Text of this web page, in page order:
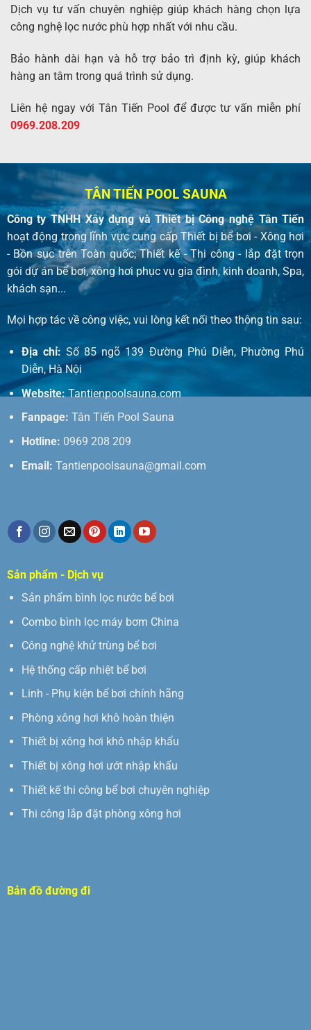
Dịch vụ tư vấn chuyên nghiệp giúp khách hàng chọn lựa
công nghệ lọc nước phù hợp nhất với nhu cầu.
Bảo hành dài hạn và hỗ trợ bảo trì định kỳ, giúp khách
hàng an tâm trong quá trình sử dụng.
Liên hệ ngay với Tân Tiến Pool để được tư vấn miễn phí
0969.208.209
TÂN TIẾN POOL SAUNA
Công ty TNHH Xây dựng và Thiết bị Công nghệ Tân Tiến
hoạt động trong lĩnh vực cung cấp Thiết bị bể bơi - Xông hơi
- Bồn sục trên Toàn quốc; Thiết kế - Thi công - lắp đặt trọn
gói dự án bể bơi, xông hơi phục vụ gia đình, kinh doanh, Spa,
khách sạn...
Mọi hợp tác về công việc, vui lòng kết nối theo thông tin sau:
Địa chỉ: Số 85 ngõ 139 Đường Phú Diễn, Phường Phú
Diễn, Hà Nội
Website: Tantienpoolsauna.com
Fanpage: Tân Tiến Pool Sauna
Hotline: 0969 208 209
Email: Tantienpoolsauna@gmail.com
Sản phẩm - Dịch vụ
Sản phẩm bình lọc nước bể bơi
Combo bình lọc máy bơm China
Công nghệ khử trùng bể bơi
Hệ thống cấp nhiệt bể bơi
Linh - Phụ kiện bể bơi chính hãng
Phòng xông hơi khô hoàn thiện
Thiết bị xông hơi khô nhập khẩu
Thiết bị xông hơi ướt nhập khẩu
Thiết kế thi công bể bơi chuyên nghiệp
Thi công lắp đặt phòng xông hơi
Bản đồ đường đi